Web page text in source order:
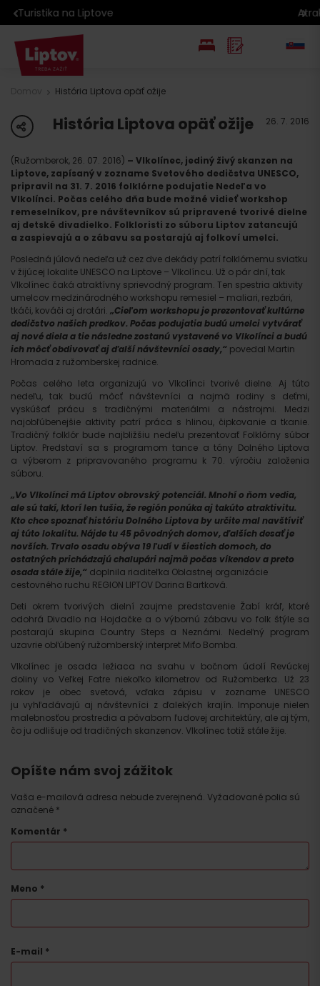
Atrakcie na Liptove podľa veku detí
História Liptova opäť ožije
share História Liptova opäť ožije 26. 7. 2016
(Ružomberok, 26. 07. 2016) – Vlkolínec, jediný živý skanzen na
Liptove, zapísaný v zozname Svetového dedičstva UNESCO,
pripravil na 31. 7. 2016 folklórne podujatie Nedeľa vo
Vlkolínci. Počas celého dňa bude možné vidieť workshop
remeselníkov, pre návštevníkov sú pripravené tvorivé dielne
aj detské divadielko. Folkloristi zo súboru Liptov zatancujú
a zaspievajú a o zábavu sa postarajú aj folkoví umelci.
Posledná júlová nedeľa už cez dve dekády patrí folklórnemu sviatku
v žijúcej lokalite UNESCO na Liptove – Vlkolíncu. Už o pár dní, tak
Vlkolínec čaká atraktívny sprievodný program. Ten spestria aktivity
umelcov medzinárodného workshopu remesiel – maliari, rezbári,
tkáči, kováči aj drotári. „Cieľom workshopu je prezentovať kultúrne
dedičstvo našich predkov. Počas podujatia budú umelci vytvárať
aj nové diela a tie následne zostanú vystavené vo Vlkolínci a budú
ich môcť obdivovať aj ďalší návštevníci osady,“ povedal Martin
Hromada z ružomberskej radnice.
Počas celého leta organizujú vo Vlkolínci tvorivé dielne. Aj túto
nedeľu, tak budú môcť návštevníci a najmä rodiny s deťmi,
vyskúšať prácu s tradičnými materiálmi a nástrojmi. Medzi
najobľúbenejšie aktivity patrí práca s hlinou, čipkovanie a tkanie.
Tradičný folklór bude najbližšiu nedeľu prezentovať Folklórny súbor
Liptov. Predstaví sa s programom tance a tóny Dolného Liptova
a výberom z pripravovaného programu k 70. výročiu založenia
súboru.
„Vo Vlkolínci má Liptov obrovský potenciál. Mnohí o ňom vedia,
ale sú takí, ktorí len tušia, že región ponúka aj takúto atraktivitu.
Kto chce spoznať históriu Dolného Liptova by určite mal navštíviť
aj túto lokalitu. Nájde tu 45 pôvodných domov, ďalších desať je
novších. Trvalo osadu obýva 19 ľudí v šiestich domoch, do
ostatných prichádzajú chalupári najmä počas víkendov a preto
osada stále žije,“ doplnila riaditeľka Oblastnej organizácie
cestovného ruchu REGION LIPTOV Darina Bartková.
Deti okrem tvorivých dielní zaujme predstavenie Žabí kráľ, ktoré
odohrá Divadlo na Hojdačke a o výbornú zábavu vo folk štýle sa
postarajú skupina Country Steps a Neznámi. Nedeľný program
uzavrie obľúbený ružomberský interpret Miťo Bomba.
Vlkolínec je osada ležiaca na svahu v bočnom údolí Revúckej
doliny vo Veľkej Fatre niekoľko kilometrov od Ružomberka. Už 23
rokov je obec svetová, vďaka zápisu v zozname UNESCO
ju vyhľadávajú aj návštevníci z ďalekých krajín. Imponuje nielen
malebnosťou prostredia a pôvabom ľudovej architektúry, ale aj tým,
čo ju odlišuje od tradičných skanzenov. Vlkolínec totiž stále žije.
Opíšte nám svoj zážitok
Vaša e-mailová adresa nebude zverejnená. Vyžadované polia sú
označené *
Komentár *
Meno *
E-mail *